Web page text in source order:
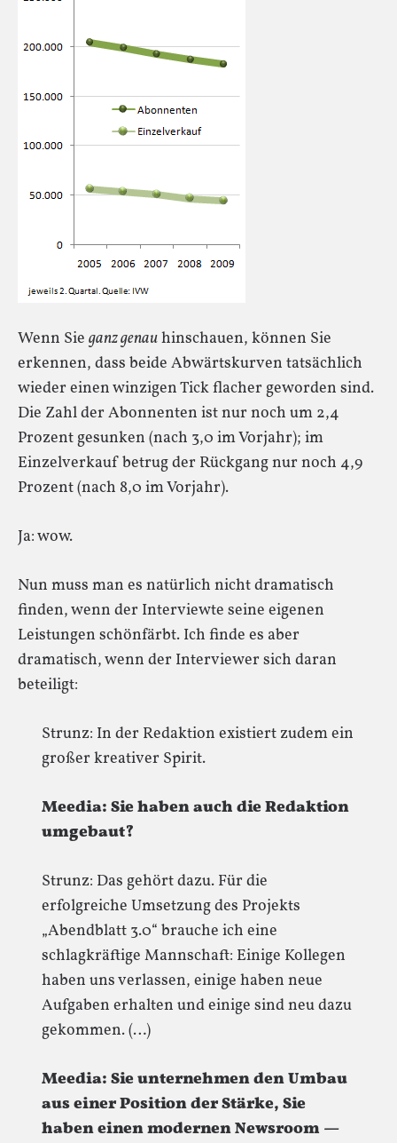
Wenn Sie ganz genauhinschauen, können Sie
erkennen, dass beide Abwärtskurven tatsächlich
wieder einen winzigen Tick flacher geworden sind.
Die Zahl der Abonnenten ist nur noch um 2,4
Prozent gesunken (nach 3,0 im Vorjahr); im
Einzelverkauf betrug der Rückgang nur noch 4,9
Prozent (nach 8,0 im Vorjahr).
Ja: wow.
Nun muss man es natürlich nicht dramatisch
finden, wenn der Interviewte seine eigenen
Leistungen schönfärbt. Ich finde es aber
dramatisch, wenn der Interviewer sich daran
beteiligt:
Strunz: In der Redaktion existiert zudem ein
großer kreativer Spirit.
Meedia: Sie haben auch die Redaktion
umgebaut?
Strunz: Das gehört dazu. Für die
erfolgreiche Umsetzung des Projekts
„Abendblatt 3.0“ brauche ich eine
schlagkräftige Mannschaft: Einige Kollegen
haben uns verlassen, einige haben neue
Aufgaben erhalten und einige sind neu dazu
gekommen. (…)
Meedia: Sie unternehmen den Umbau
aus einer Position der Stärke, Sie
haben einen modernen Newsroom —